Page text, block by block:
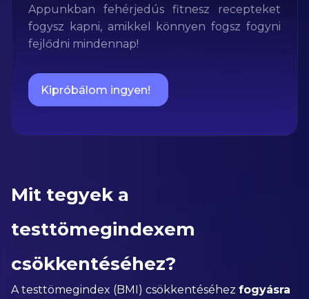
Appunkban fehérjedús fitnesz recepteket
fogysz kapni, amikkel könnyen fogsz fogyni
fejlődni mindennap!
Kipróbálom ingyen!
Mit tegyek a
testtömegindexem
csökkentéséhez?
A testtömegindex (BMI) csökkentéséhez fogyásra